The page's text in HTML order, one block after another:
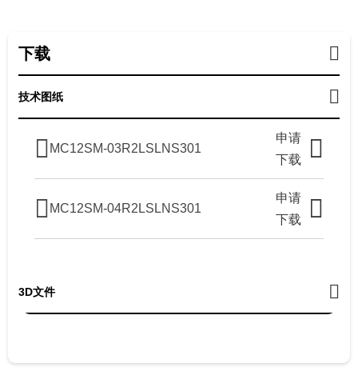
下载
技术图纸
MC12SM-03R2LSLNS301
申请
下载
MC12SM-04R2LSLNS301
申请
下载
3D文件